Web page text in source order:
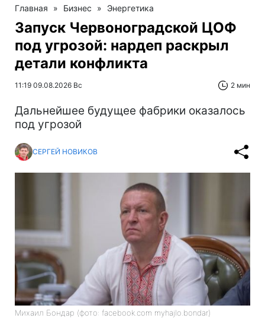
Главная » Бизнес » Энергетика
Запуск Червоноградской ЦОФ
под угрозой: нардеп раскрыл
детали конфликта
11:19 09.08.2026 Вс 2 мин
Дальнейшее будущее фабрики оказалось
под угрозой
СЕРГЕЙ НОВИКОВ
Михаил Бондар (фото: facebook.com myhajlo.bondar)